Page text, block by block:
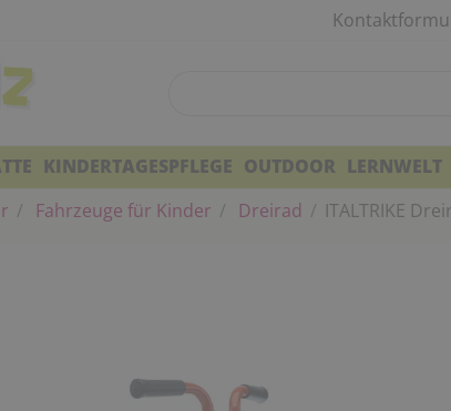
KINDERTAGESPFLEGE OUTDOOR LERNWELT
Fahrzeuge für Kinder Dreirad ITALTRIKE